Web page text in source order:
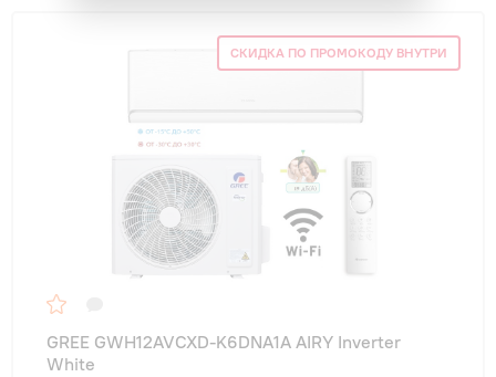
СКИДКА ПО ПРОМОКОДУ ВНУТРИ
GREE GWH12AVCXD-K6DNA1A AIRY Inverter
White